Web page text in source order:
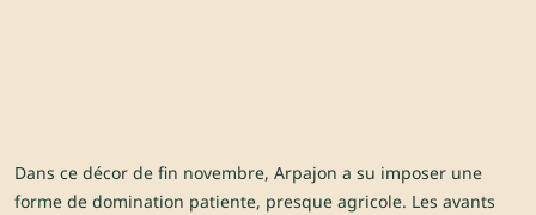
Dans ce décor de fin novembre, Arpajon a su imposer une
forme de domination patiente, presque agricole. Les avants